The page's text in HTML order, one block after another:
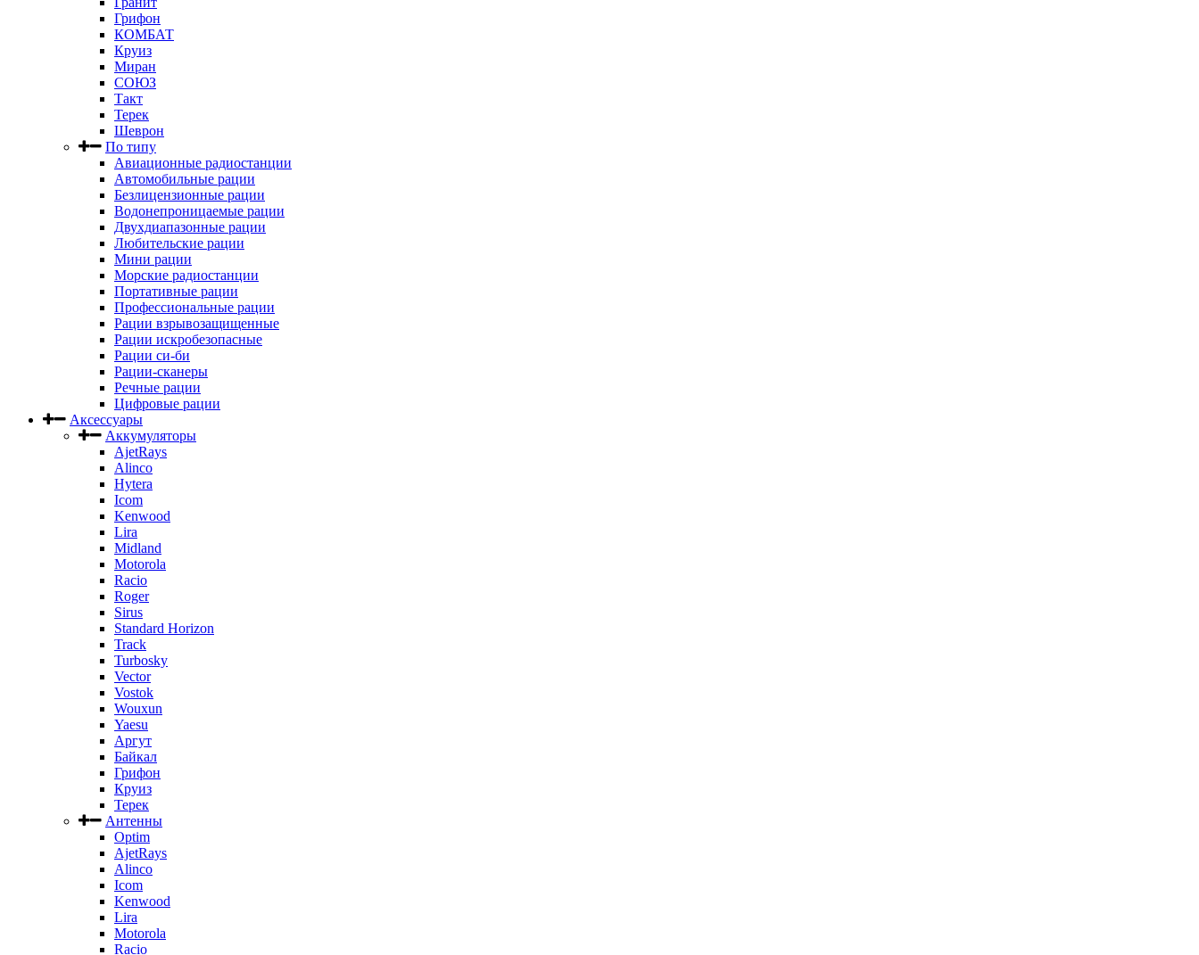
Грифон
КОМБАТ
Круиз
Миран
СОЮЗ
Такт
Терек
Шеврон
По типу
Авиационные радиостанции
Автомобильные рации
Безлицензионные рации
Водонепроницаемые рации
Двухдиапазонные рации
Любительские рации
Мини рации
Морские радиостанции
Портативные рации
Профессиональные рации
Рации взрывозащищенные
Рации искробезопасные
Рации си-би
Рации-сканеры
Речные рации
Цифровые рации
Аксессуары
Аккумуляторы
AjetRays
Alinco
Hytera
Icom
Kenwood
Lira
Midland
Motorola
Racio
Roger
Sirus
Standard Horizon
Track
Turbosky
Vector
Vostok
Wouxun
Yaesu
Аргут
Байкал
Грифон
Круиз
Терек
Антенны
Optim
AjetRays
Alinco
Icom
Kenwood
Lira
Motorola
Racio